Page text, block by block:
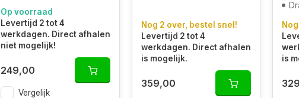
Op voorraad
Levertijd 2 tot 4
werkdagen. Direct afhalen
niet mogelijk!
249,00
Vergelijk
Nog 2 over, bestel snel!
Levertijd 2 tot 4
werkdagen. Direct afhalen
is mogelijk.
359,00
is